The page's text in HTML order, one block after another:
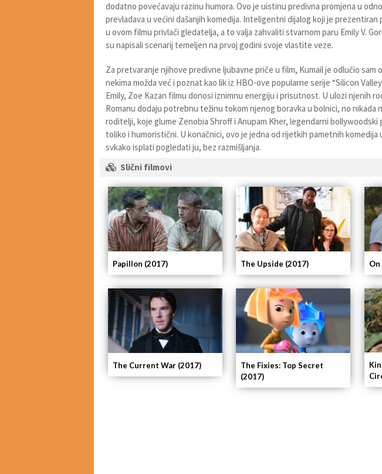
dodatno povećavaju razinu humora. Ovo je uistinu predivna promjena u
prevladava u većini dašanjih komedija. Inteligentni dijalog koji je
u ovom filmu privlači gledatelja, a to valja zahvaliti stvarnom paru Emily V.
su napisali scenarij temeljen na prvoj godini svoje vlastite veze.
Za pretvaranje njihove predivne ljubavne priče u film, Kumail je odlučio sam
nekima možda već i poznat kao lik iz HBO-ove popularne serije “Silicon
Emily, Zoe Kazan filmu donosi iznimnu energiju i prisutnost. U ulozi njenih
Romanu dodaju potrebnu težinu tokom njenog boravka u bolnici, no nikada
roditelji, koje glume Zenobia Shroff i Anupam Kher, legendarni bollywoodski
toliko i humoristični. U konačnici, ovo je jedna od rijetkih pametnih komedija
svkako isplati pogledati ju, bez razmišljanja.
Slični filmovi
The Fixies: Top Secret
(2017)
The Current War (2017)
On
The Upside (2017)
Papillon (2017)